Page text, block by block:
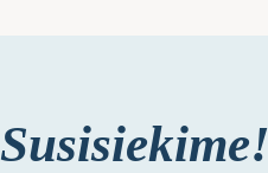
Susisiekime!